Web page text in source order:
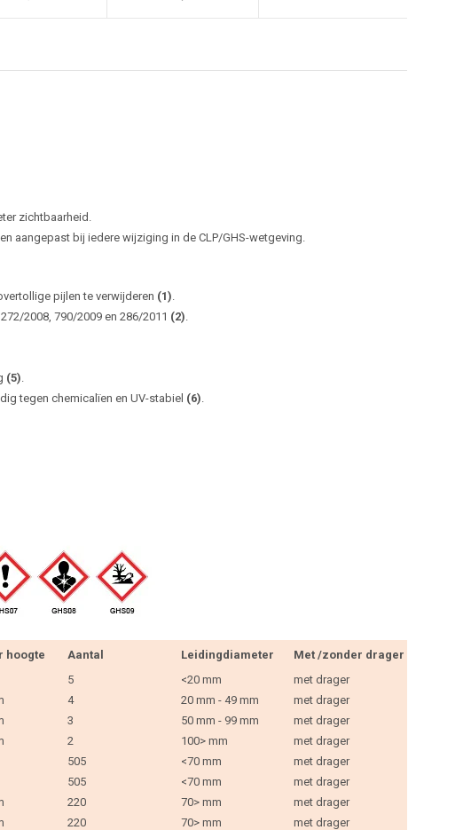
zichtbaarheid.
aangepast bij iedere wijziging in de CLP/GHS-wetgeving.
pijlen te verwijderen (1)
2008, 790/2009 en 286/2011 (2)
(5)
tegen chemicalïen en UV-stabiel (6)
hoogte Aantal Leidingdiameter
Met /zonder drager
5 <20 mm
met drager
4 20 mm - 49 mm
met drager
3 50 mm - 99 mm
met drager
2 100> mm
met drager
505 <70 mm
met drager
505 <70 mm
met drager
220 70> mm
met drager
220 70> mm
met drager